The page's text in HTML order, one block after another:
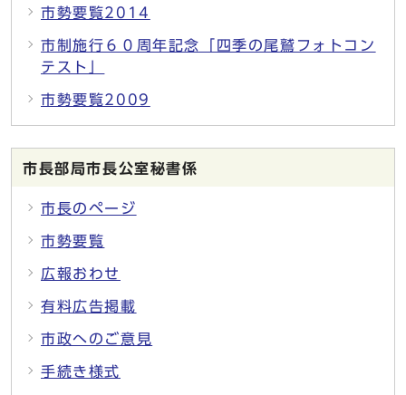
市勢要覧2014
市制施行６０周年記念「四季の尾鷲フォトコン
テスト」
市勢要覧2009
市長部局市長公室秘書係
市長のページ
市勢要覧
広報おわせ
有料広告掲載
市政へのご意見
手続き様式